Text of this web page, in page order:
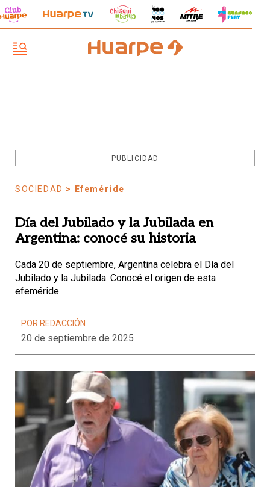
PUBLICIDAD
SOCIEDAD > Efeméride
Día del Jubilado y la Jubilada en
Argentina: conocé su historia
Cada 20 de septiembre, Argentina celebra el Día del
Jubilado y la Jubilada. Conocé el origen de esta
efeméride.
POR REDACCIÓN
20 de septiembre de 2025